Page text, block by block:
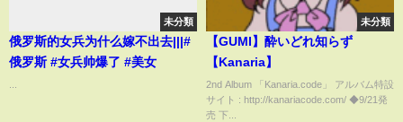
未分類
俄罗斯的女兵为什么嫁不出去|||#
俄罗斯 #女兵帅爆了 #美女
未分類
【GUMI】酔いどれ知らず
【Kanaria】
2nd Album 「Kanaria.code」 アルバム特設
サイト : http://kanariacode.com/ ◆9/21発
売 下...